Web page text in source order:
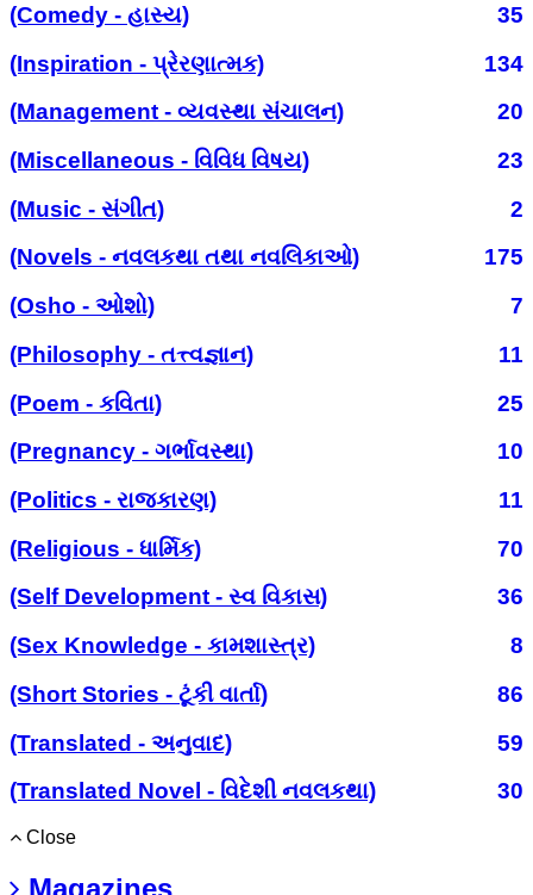
(Comedy - હાસ્ય)
35
(Inspiration - પ્રેરણાત્મક)
134
(Management - વ્યવસ્થા સંચાલન)
20
(Miscellaneous - વિવિધ વિષય)
23
(Music - સંગીત)
2
(Novels - નવલકથા તથા નવલિકાઓ)
175
(Osho - ઓશો)
7
(Philosophy - તત્ત્વજ્ઞાન)
11
(Poem - કવિતા)
25
(Pregnancy - ગર્ભાવસ્થા)
10
(Politics - રાજકારણ)
11
(Religious - ધાર્મિક)
70
(Self Development - સ્વ વિકાસ)
36
(Sex Knowledge - કામશાસ્ત્ર)
8
(Short Stories - ટૂંકી વાર્તા)
86
(Translated - અનુવાદ)
59
(Translated Novel - વિદેશી નવલકથા)
30
Close
Magazines